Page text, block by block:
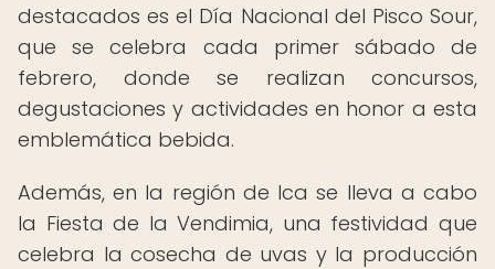
destacados es el Día Nacional del Pisco Sour,
que se celebra cada primer sábado de
febrero, donde se realizan concursos,
degustaciones y actividades en honor a esta
emblemática bebida.
Además, en la región de Ica se lleva a cabo
la Fiesta de la Vendimia, una festividad que
celebra la cosecha de uvas y la producción